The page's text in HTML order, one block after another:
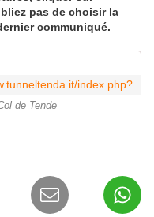
pas de choisir la
communiqué.
index.php?
de Tende